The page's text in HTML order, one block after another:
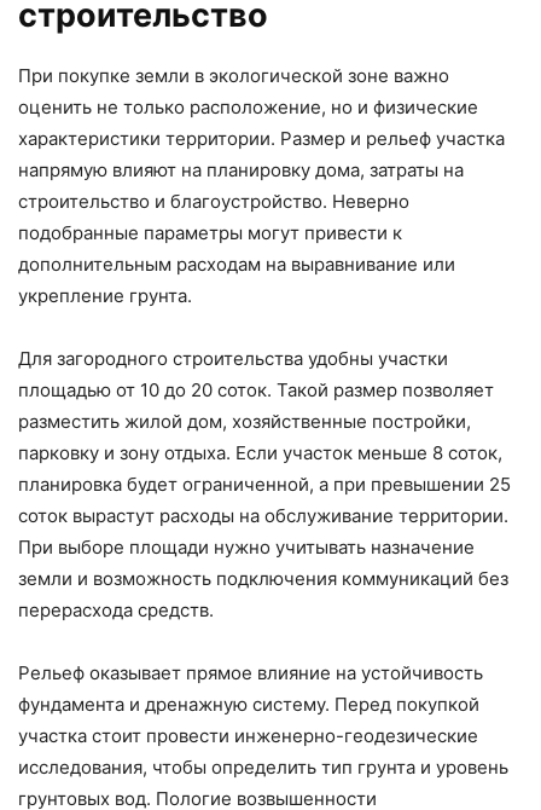
строительство
При покупке земли в экологической зоне важно
оценить не только расположение, но и физические
характеристики территории. Размер и рельеф участка
напрямую влияют на планировку дома, затраты на
строительство и благоустройство. Неверно
подобранные параметры могут привести к
дополнительным расходам на выравнивание или
укрепление грунта.
Для загородного строительства удобны участки
площадью от 10 до 20 соток. Такой размер позволяет
разместить жилой дом, хозяйственные постройки,
парковку и зону отдыха. Если участок меньше 8 соток,
планировка будет ограниченной, а при превышении 25
соток вырастут расходы на обслуживание территории.
При выборе площади нужно учитывать назначение
земли и возможность подключения коммуникаций без
перерасхода средств.
Рельеф оказывает прямое влияние на устойчивость
фундамента и дренажную систему. Перед покупкой
участка стоит провести инженерно-геодезические
исследования, чтобы определить тип грунта и уровень
грунтовых вод. Пологие возвышенности